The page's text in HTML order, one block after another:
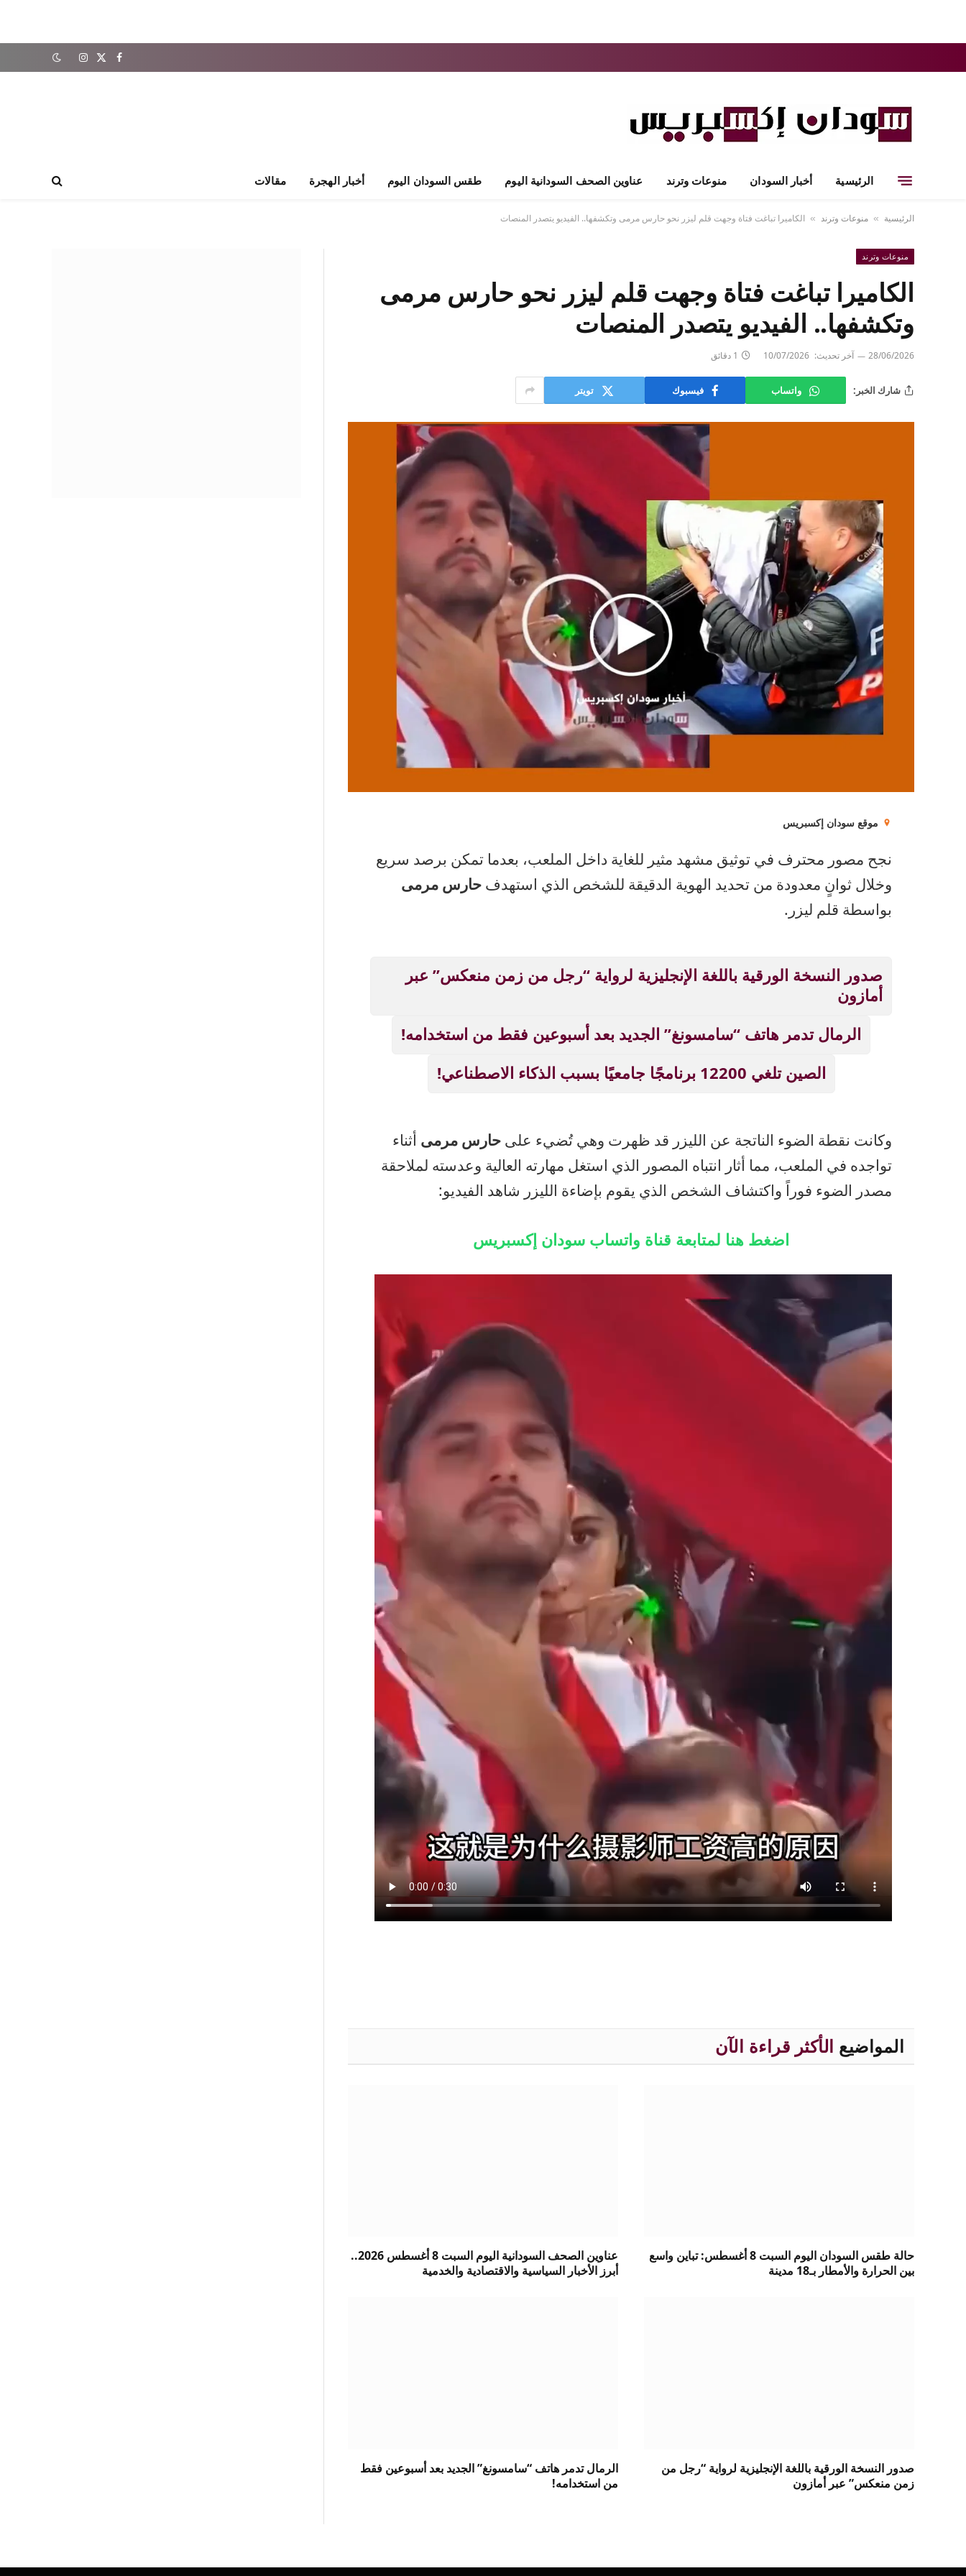
فيسبوك
X
الانستغرام
الرئيسية أخبار السودان منوعات وترند عناوين الصحف السودانية اليوم طقس السودان اليوم أخبار الهجرة مقالات
الرئيسية » منوعات وترند » الكاميرا تباغت فتاة وجهت قلم ليزر نحو حارس مرمى وتكشفها.. الفيديو يتصدر المنصات
منوعات وترند
الكاميرا تباغت فتاة وجهت قلم ليزر نحو حارس مرمى
وتكشفها.. الفيديو يتصدر المنصات
28/06/2026 آخر تحديث: 10/07/2026 1 دقائق
شارك الخبر: واتساب فيسبوك تويتر
موقع سودان إكسبريس
نجح مصور محترف في توثيق مشهد مثير للغاية داخل الملعب، بعدما تمكن برصد سريع
وخلال ثوانٍ معدودة من تحديد الهوية الدقيقة للشخص الذي استهدف حارس مرمى
بواسطة قلم ليزر.
صدور النسخة الورقية باللغة الإنجليزية لرواية “رجل من زمن منعكس” عبر
أمازون
الرمال تدمر هاتف “سامسونغ” الجديد بعد أسبوعين فقط من استخدامه!
الصين تلغي 12200 برنامجًا جامعيًا بسبب الذكاء الاصطناعي!
وكانت نقطة الضوء الناتجة عن الليزر قد ظهرت وهي تُضيء على حارس مرمى أثناء
تواجده في الملعب، مما أثار انتباه المصور الذي استغل مهارته العالية وعدسته لملاحقة
مصدر الضوء فوراً واكتشاف الشخص الذي يقوم بإضاءة الليزر شاهد الفيديو:
اضغط هنا لمتابعة قناة واتساب سودان إكسبريس
المواضيع الأكثر قراءة الآن
حالة طقس السودان اليوم السبت 8 أغسطس: تباين واسع
بين الحرارة والأمطار بـ18 مدينة
عناوين الصحف السودانية اليوم السبت 8 أغسطس 2026..
أبرز الأخبار السياسية والاقتصادية والخدمية
صدور النسخة الورقية باللغة الإنجليزية لرواية “رجل من
زمن منعكس” عبر أمازون
الرمال تدمر هاتف “سامسونغ” الجديد بعد أسبوعين فقط
من استخدامه!